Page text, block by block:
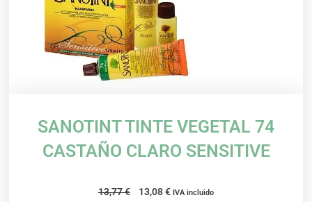
SANOTINT TINTE VEGETAL 74
CASTAÑO CLARO SENSITIVE
13,77€
El
13,08€ElIVA incluido